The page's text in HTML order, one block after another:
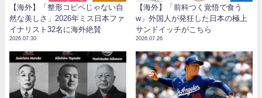
【海外】「整形コピペじゃない自
然な美しさ」2026年ミス日本ファ
イナリスト32名に海外絶賛
2026.07.30
【海外】「前科つく覚悟で食う
w」外国人が発狂した日本の極上
サンドイッチがこちら
2026.07.26